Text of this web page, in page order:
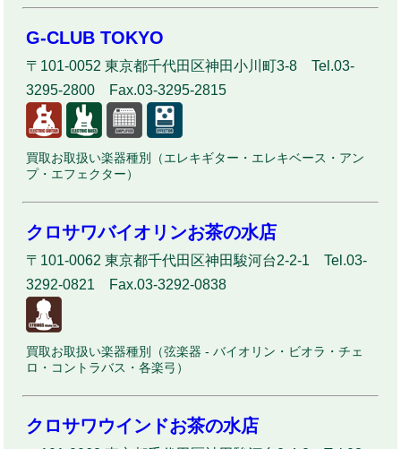
G-CLUB TOKYO
〒101-0052 東京都千代田区神田小川町3-8 Tel.03-
3295-2800 Fax.03-3295-2815
買取お取扱い楽器種別（エレキギター・エレキベース・アン
プ・エフェクター）
クロサワバイオリンお茶の水店
〒101-0062 東京都千代田区神田駿河台2-2-1 Tel.03-
3292-0821 Fax.03-3292-0838
買取お取扱い楽器種別（弦楽器 - バイオリン・ビオラ・チェ
ロ・コントラバス・各楽弓）
クロサワウインドお茶の水店